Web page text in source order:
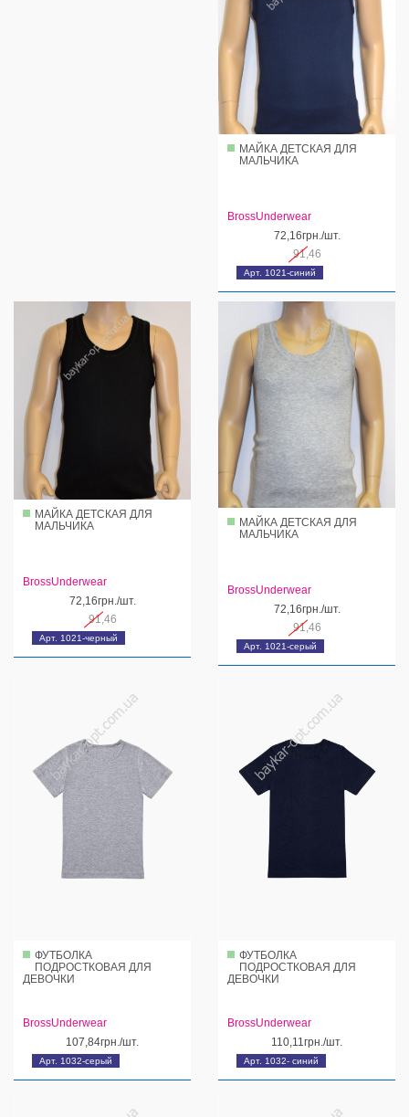
Арт. 1021-синий
МАЙКА ДЕТСКАЯ ДЛЯ
МАЛЬЧИКА
BrossUnderwear
72,16грн./шт.
91,46
Арт. 1021-черный
МАЙКА ДЕТСКАЯ ДЛЯ
МАЛЬЧИКА
BrossUnderwear
72,16грн./шт.
91,46
Арт. 1021-серый
МАЙКА ДЕТСКАЯ ДЛЯ
МАЛЬЧИКА
BrossUnderwear
72,16грн./шт.
91,46
Арт. 1032-серый
ФУТБОЛКА
ПОДРОСТКОВАЯ ДЛЯ
ДЕВОЧКИ
BrossUnderwear
107,84грн./шт.
Арт. 1032- синий
ФУТБОЛКА
ПОДРОСТКОВАЯ ДЛЯ
ДЕВОЧКИ
BrossUnderwear
110,11грн./шт.